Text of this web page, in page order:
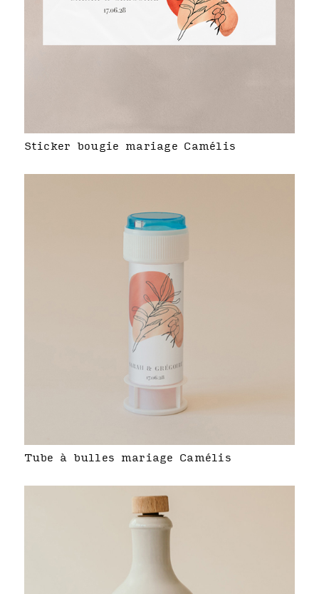
Sticker bougie mariage Camélis
Tube à bulles mariage Camélis